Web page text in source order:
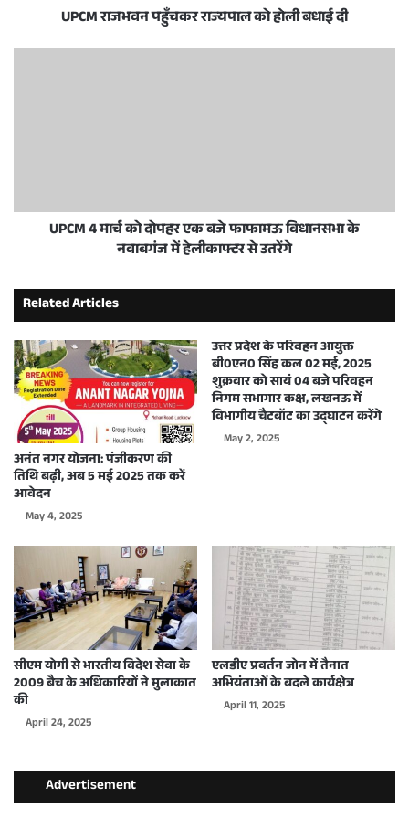
UPCM राजभवन पहुँचकर राज्यपाल को होली बधाई दी
UPCM 4 मार्च को दोपहर एक बजे फाफामऊ विधानसभा के
नवाबगंज में हेलीकाफ्टर से उतरेंगे
Related Articles
अनंत नगर योजना: पंजीकरण की
तिथि बढ़ी, अब 5 मई 2025 तक करें
आवेदन
May 4, 2025
उत्तर प्रदेश के परिवहन आयुक्त
बी0एन0 सिंह कल 02 मई, 2025
शुक्रवार को सायं 04 बजे परिवहन
निगम सभागार कक्ष, लखनऊ में
विभागीय चैटबॉट का उद्घाटन करेंगे
May 2, 2025
सीएम योगी से भारतीय विदेश सेवा के
2009 बैच के अधिकारियों ने मुलाकात
की
April 24, 2025
एलडीए प्रवर्तन जोन में तैनात
अभियंताओं के बदले कार्यक्षेत्र
April 11, 2025
Advertisement